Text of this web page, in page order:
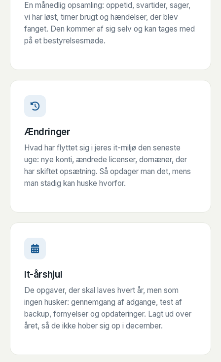
En månedlig opsamling: oppetid, svartider, sager,
vi har løst, timer brugt og hændelser, der blev
fanget. Den kommer af sig selv og kan tages med
på et bestyrelsesmøde.
Ændringer
Hvad har flyttet sig i jeres it-miljø den seneste
uge: nye konti, ændrede licenser, domæner, der
har skiftet opsætning. Så opdager man det, mens
man stadig kan huske hvorfor.
It-årshjul
De opgaver, der skal laves hvert år, men som
ingen husker: gennemgang af adgange, test af
backup, fornyelser og opdateringer. Lagt ud over
året, så de ikke hober sig op i december.